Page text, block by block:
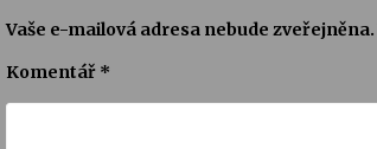
Vaše e-mailová adresa nebude zveřejněna.
Komentář *